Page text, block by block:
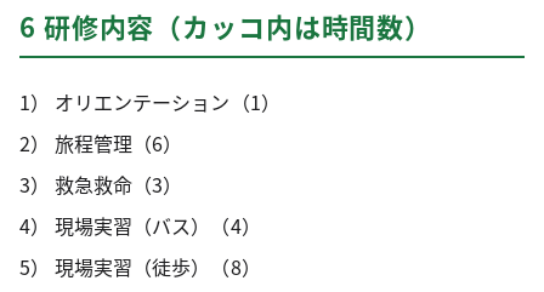
6 研修内容（カッコ内は時間数）
オリエンテーション（1）
旅程管理（6）
救急救命（3）
現場実習（バス）（4）
現場実習（徒歩）（8）